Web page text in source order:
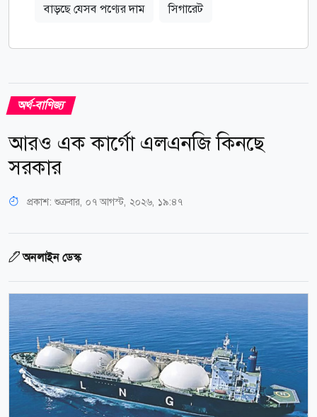
বাড়ছে যেসব পণ্যের দাম সিগারেট
অর্থ-বাণিজ্য
আরও এক কার্গো এলএনজি কিনছে
সরকার
প্রকাশ: শুক্রবার, ০৭ আগস্ট, ২০২৬, ১৯:৪৭
অনলাইন ডেস্ক